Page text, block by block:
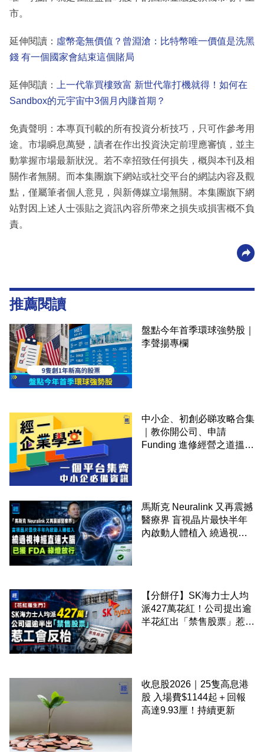
市。
延伸閱讀： 虛幣毫無價值？曾淵滄：比特幣唯一價值是洗黑
錢 有一個國家會結束這個賭局
延伸閱讀：
上一代靠買樓致富 新世代靠打機就得！如何在
Sandbox的元宇宙中3個月內賺首期？
免責聲明：本專頁刊載的所有投資分析技巧，只可作參考用
途。市場瞬息萬變，讀者在作出投資決定前理應審慎，並主
動掌握市場最新狀況。若不幸招致任何損失，概與本刊及相
關作者無關。而本集團旗下網站或社交平台的網誌內容及觀
點，僅屬筆者個人意見，與新傳媒立場無關。本集團旗下網
站對因上述人士張貼之資訊內容所帶來之損失或損害概不負
責。
推薦閱讀
盤點今年首季環球強勢股｜
李聲揚專欄
中小企、初創必睇攻略合集
｜教你開公司、申請
Funding 進修經營之道搵大
馬斯克 Neuralink 又再震撼
醫療界 盲視晶片最快半年
內啟動人體植入 繞過視神
【分餅仔】SK海力士人均
派427萬花紅！公司提出逾
半花紅出「禁售股票」惹工
收息股2026｜25隻高息港
股 入場費$1144起＋回報
高達9.93厘！持續更新